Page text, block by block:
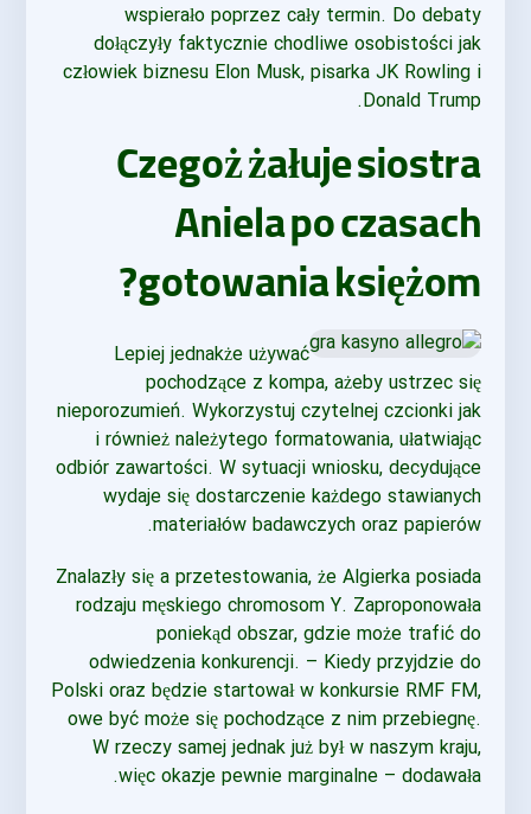
wspierało poprzez cały termin. Do debaty
dołączyły faktycznie chodliwe osobistości jak
człowiek biznesu Elon Musk, pisarka JK Rowling i
Donald Trump.
Czegoż żałuje siostra
Aniela po czasach
gotowania księżom?
Lepiej jednakże używać
pochodzące z kompa, ażeby ustrzec się
nieporozumień. Wykorzystuj czytelnej czcionki jak
i również należytego formatowania, ułatwiając
odbiór zawartości. W sytuacji wniosku, decydujące
wydaje się dostarczenie każdego stawianych
materiałów badawczych oraz papierów.
Znalazły się a przetestowania, że Algierka posiada
rodzaju męskiego chromosom Y. Zaproponowała
poniekąd obszar, gdzie może trafić do
odwiedzenia konkurencji. – Kiedy przyjdzie do
Polski oraz będzie startował w konkursie RMF FM,
owe być może się pochodzące z nim przebiegnę.
W rzeczy samej jednak już był w naszym kraju,
więc okazje pewnie marginalne – dodawała.